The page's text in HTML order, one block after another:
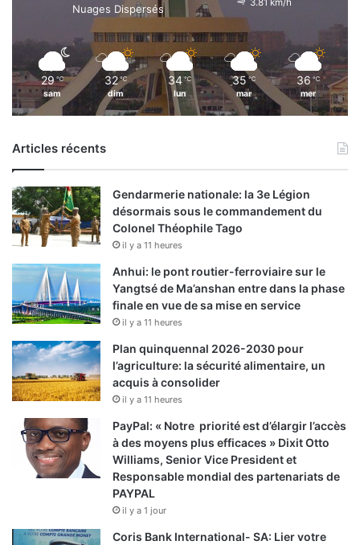
Nuages Dispersés
29 ℃
sam
32 ℃
dim
34 ℃
lun
35 ℃
mar
36 ℃
mer
Articles récents
Gendarmerie nationale: la 3e Légion
désormais sous le commandement du
Colonel Théophile Tago
il y a 11 heures
Anhui: le pont routier-ferroviaire sur le
Yangtsé de Ma’anshan entre dans la phase
finale en vue de sa mise en service
il y a 11 heures
Plan quinquennal 2026-2030 pour
l’agriculture: la sécurité alimentaire, un
acquis à consolider
il y a 11 heures
PayPal: « Notre priorité est d’élargir l’accès
à des moyens plus efficaces » Dixit Otto
Williams, Senior Vice President et
Responsable mondial des partenariats de
PAYPAL
il y a 1 jour
Coris Bank International- SA: Lier votre